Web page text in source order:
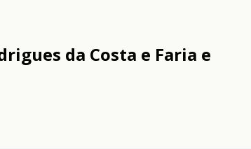
da Costa e Faria e